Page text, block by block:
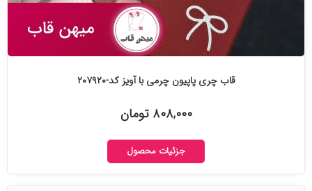
قاب چری پاپیون چرمی با آویز کد-۲۰۷۹۲۰
۸۰۸,۰۰۰ تومان
جزئیات محصول